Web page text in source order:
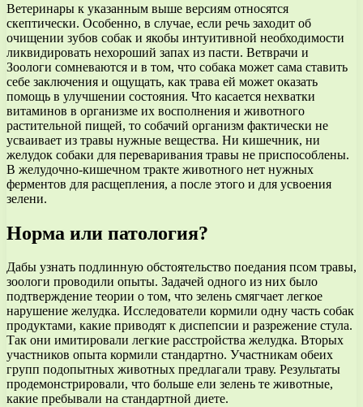
Ветеринары к указанным выше версиям относятся
скептически. Особенно, в случае, если речь заходит об
очищении зубов собак и якобы интуитивной необходимости
ликвидировать нехороший запах из пасти. Ветврачи и
Зоологи сомневаются и в том, что собака может сама ставить
себе заключения и ощущать, как трава ей может оказать
помощь в улучшении состояния. Что касается нехватки
витаминов в организме их восполнения и животного
растительной пищей, то собачий организм фактически не
усваивает из травы нужные вещества. Ни кишечник, ни
желудок собаки для переваривания травы не приспособлены.
В желудочно-кишечном тракте животного нет нужных
ферментов для расщепления, а после этого и для усвоения
зелени.
Норма или патология?
Дабы узнать подлинную обстоятельство поедания псом травы,
зоологи проводили опыты. Задачей одного из них было
подтверждение теории о том, что зелень смягчает легкое
нарушение желудка. Исследователи кормили одну часть собак
продуктами, какие приводят к диспепсии и разрежение стула.
Так они имитировали легкие расстройства желудка. Вторых
участников опыта кормили стандартно. Участникам обеих
групп подопытных животных предлагали траву. Результаты
продемонстрировали, что больше ели зелень те животные,
какие пребывали на стандартной диете.